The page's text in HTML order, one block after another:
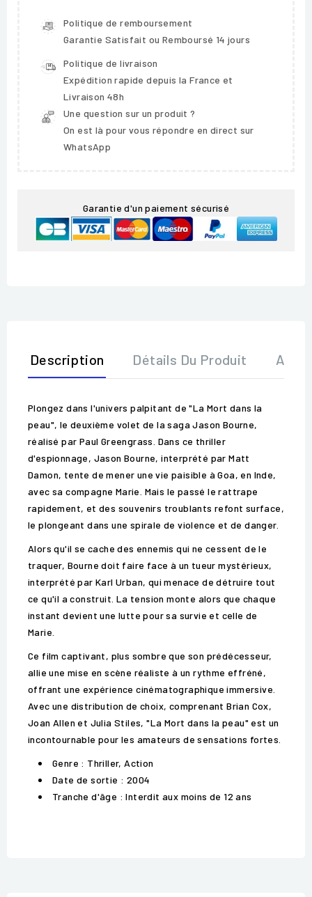
Politique de remboursement
Garantie Satisfait ou Remboursé 14 jours
Politique de livraison
Expédition rapide depuis la France et
Livraison 48h
Une question sur un produit ?
On est là pour vous répondre en direct sur
WhatsApp
Garantie d'un paiement sécurisé
Description Détails Du Produit Avis
Plongez dans l'univers palpitant de "La Mort dans la
peau", le deuxième volet de la saga Jason Bourne,
réalisé par Paul Greengrass. Dans ce thriller
d'espionnage, Jason Bourne, interprété par Matt
Damon, tente de mener une vie paisible à Goa, en Inde,
avec sa compagne Marie. Mais le passé le rattrape
rapidement, et des souvenirs troublants refont surface,
le plongeant dans une spirale de violence et de danger.
Alors qu'il se cache des ennemis qui ne cessent de le
traquer, Bourne doit faire face à un tueur mystérieux,
interprété par Karl Urban, qui menace de détruire tout
ce qu'il a construit. La tension monte alors que chaque
instant devient une lutte pour sa survie et celle de
Marie.
Ce film captivant, plus sombre que son prédécesseur,
allie une mise en scène réaliste à un rythme effréné,
offrant une expérience cinématographique immersive.
Avec une distribution de choix, comprenant Brian Cox,
Joan Allen et Julia Stiles, "La Mort dans la peau" est un
incontournable pour les amateurs de sensations fortes.
Genre : Thriller, Action
Date de sortie : 2004
Tranche d'âge : Interdit aux moins de 12 ans